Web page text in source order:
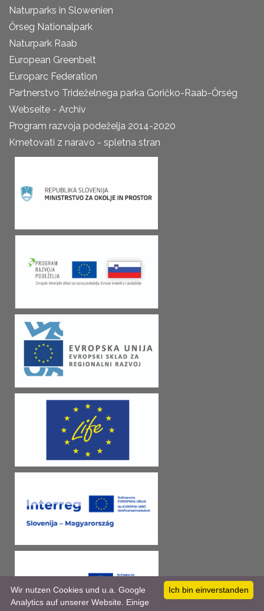
Naturparks in Slowenien
Őrseg Nationalpark
Naturpark Raab
European Greenbelt
Europarc Federation
Partnerstvo Trideželnega parka Goričko-Raab-Őrség
Webseite - Archiv
Program razvoja podeželja 2014-2020
Kmetovati z naravo - spletna stran
Ich bin einverstanden
Wir nutzen Cookies und u.a. Google
Analytics auf unserer Website. Einige